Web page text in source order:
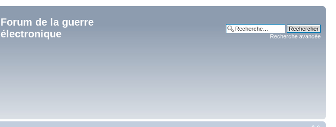
Forum de la guerre
électronique
Recherche avancée